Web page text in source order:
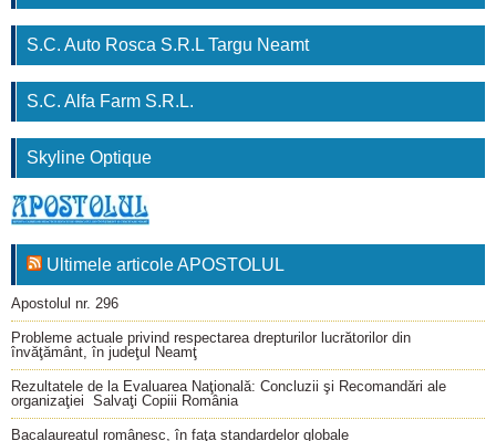
S.C. Auto Rosca S.R.L Targu Neamt
S.C. Alfa Farm S.R.L.
Skyline Optique
Ultimele articole APOSTOLUL
Apostolul nr. 296
Probleme actuale privind respectarea drepturilor lucrătorilor din
învăţământ, în judeţul Neamţ
Rezultatele de la Evaluarea Naţională: Concluzii şi Recomandări ale
organizaţiei Salvaţi Copiii România
Bacalaureatul românesc, în faţa standardelor globale